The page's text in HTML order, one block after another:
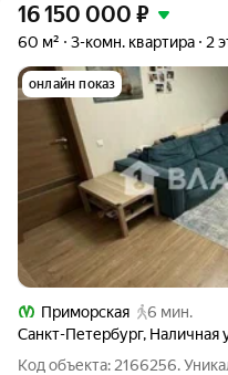
16 150 000 ₽
60 м² 3-комн. квартира 2
онлайн показ
Приморская
6 мин.
Санкт-Петербург, Наличная
Код объекта: 2166256.